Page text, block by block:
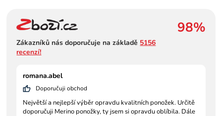
98%
Zákazníků nás doporučuje na základě 5156
recenzí!
romana.abel
Doporučuji obchod
Největší a nejlepší výběr opravdu kvalitních ponožek. Určitě
doporučuji Merino ponožky, ty jsem si opravdu oblíbila. Dále